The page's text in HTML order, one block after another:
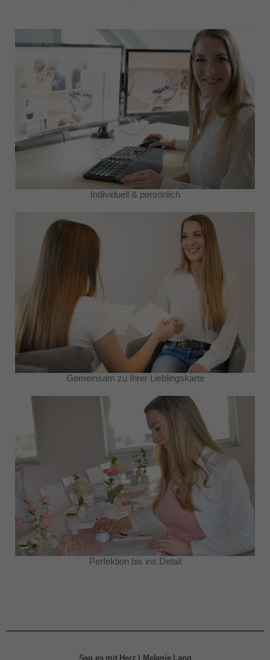
Individuell & persönlich
Gemeinsam zu Ihrer Lieblingskarte
Perfektion bis ins Detail
Sag es mit Herz | Melanie Lang